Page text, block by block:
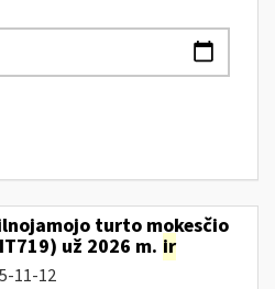
turto mokesčio
už 2026 m. ir
11-12